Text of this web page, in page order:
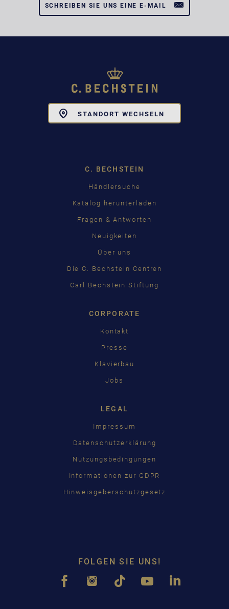
SCHREIBEN SIE UNS EINE E-MAIL
STANDORT WECHSELN
C. BECHSTEIN
Händlersuche
Katalog herunterladen
Fragen & Antworten
Neuigkeiten
Über uns
Die C. Bechstein Centren
Carl Bechstein Stiftung
CORPORATE
Kontakt
Presse
Klavierbau
Jobs
LEGAL
Impressum
Datenschutzerklärung
Nutzungsbedingungen
Informationen zur GDPR
Hinweisgeberschutzgesetz
FOLGEN SIE UNS!